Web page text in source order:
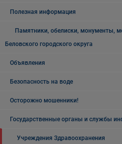
Полезная информация
Памятники, обелиски, монументы,
Беловского городского округа
Объявления
Безопасность на воде
Осторожно мошенники!
Государственные органы и службы
Учреждения Здравоохранения